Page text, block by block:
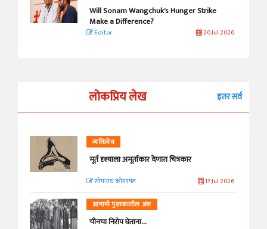
Will Sonam Wangchuk's Hunger Strike
Make a Difference?
Editor 20 Jul 2026
लोकप्रिय लेख इतर सर्व
व्यक्तिवेध
मूर्त दृश्याला अमूर्ताकार देणारा चित्रकार
सोमनाथ कोमरपंत 17 Jul 2026
आगामी पुस्तकातील अंश
चीनचा निरोप घेताना...